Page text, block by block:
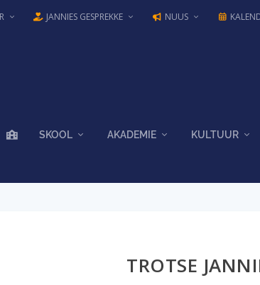
JANNIES GESPREKKE NUUS
SKOOL AKADEMIE KULTUUR
TROTSE